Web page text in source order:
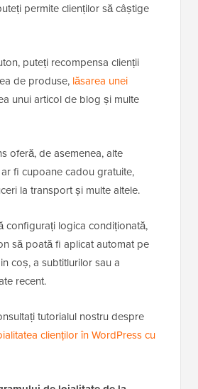
permite clienților să câștige
puteți recompensa clienții
de produse, lăsarea unei
unui articol de blog și multe
oferă, de asemenea, alte
fi cupoane cadou gratuite,
la transport și multe altele.
configurați logica condiționată,
să poată fi aplicat automat pe
coș, a subtitlurilorsau a
recent.
tutorialul nostru despre
clienților în WordPress cu